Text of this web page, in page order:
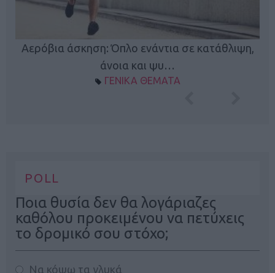
Αερόβια άσκηση: Όπλο ενάντια σε κατάθλιψη,
άνοια και ψυ…
ΓΕΝΙΚΑ ΘΕΜΑΤΑ
POLL
Ποια θυσία δεν θα λογάριαζες
καθόλου προκειμένου να πετύχεις
το δρομικό σου στόχο;
Να κόψω τα γλυκά